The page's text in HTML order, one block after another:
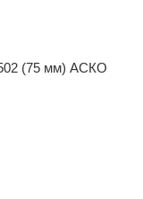
(75 мм) АСКО